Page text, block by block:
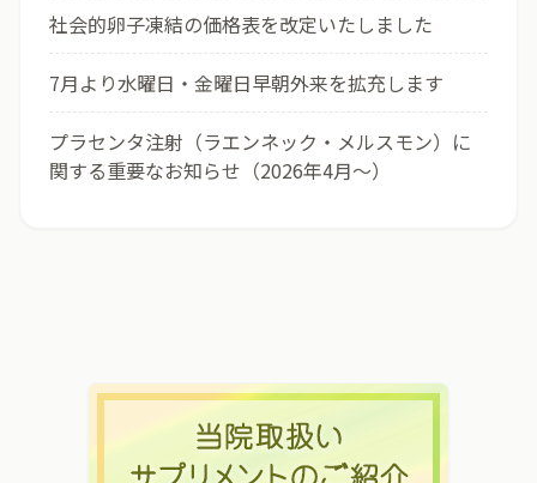
社会的卵子凍結の価格表を改定いたしました
7月より水曜日・金曜日早朝外来を拡充します
プラセンタ注射（ラエンネック・メルスモン）に
関する重要なお知らせ（2026年4月〜）